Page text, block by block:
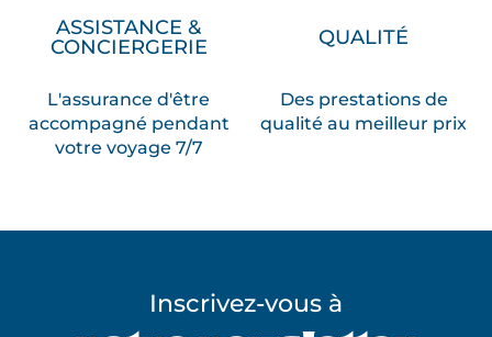
ASSISTANCE &
CONCIERGERIE
L'assurance d'être
accompagné pendant
votre voyage 7/7
QUALITÉ
Des prestations de
qualité au meilleur prix
Inscrivez-vous à